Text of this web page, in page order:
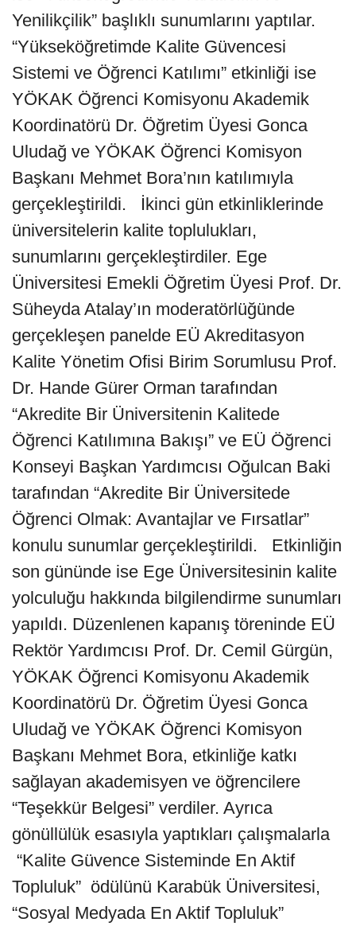
Yenilikçilik” başlıklı sunumlarını yaptılar.
“Yükseköğretimde Kalite Güvencesi
Sistemi ve Öğrenci Katılımı” etkinliği ise
YÖKAK Öğrenci Komisyonu Akademik
Koordinatörü Dr. Öğretim Üyesi Gonca
Uludağ ve YÖKAK Öğrenci Komisyon
Başkanı Mehmet Bora’nın katılımıyla
gerçekleştirildi. İkinci gün etkinliklerinde
üniversitelerin kalite toplulukları,
sunumlarını gerçekleştirdiler. Ege
Üniversitesi Emekli Öğretim Üyesi Prof. Dr.
Süheyda Atalay’ın moderatörlüğünde
gerçekleşen panelde EÜ Akreditasyon
Kalite Yönetim Ofisi Birim Sorumlusu Prof.
Dr. Hande Gürer Orman tarafından
“Akredite Bir Üniversitenin Kalitede
Öğrenci Katılımına Bakışı” ve EÜ Öğrenci
Konseyi Başkan Yardımcısı Oğulcan Baki
tarafından “Akredite Bir Üniversitede
Öğrenci Olmak: Avantajlar ve Fırsatlar”
konulu sunumlar gerçekleştirildi. Etkinliğin
son gününde ise Ege Üniversitesinin kalite
yolculuğu hakkında bilgilendirme sunumları
yapıldı. Düzenlenen kapanış töreninde EÜ
Rektör Yardımcısı Prof. Dr. Cemil Gürgün,
YÖKAK Öğrenci Komisyonu Akademik
Koordinatörü Dr. Öğretim Üyesi Gonca
Uludağ ve YÖKAK Öğrenci Komisyon
Başkanı Mehmet Bora, etkinliğe katkı
sağlayan akademisyen ve öğrencilere
“Teşekkür Belgesi” verdiler. Ayrıca
gönüllülük esasıyla yaptıkları çalışmalarla
“Kalite Güvence Sisteminde En Aktif
Topluluk” ödülünü Karabük Üniversitesi,
“Sosyal Medyada En Aktif Topluluk”